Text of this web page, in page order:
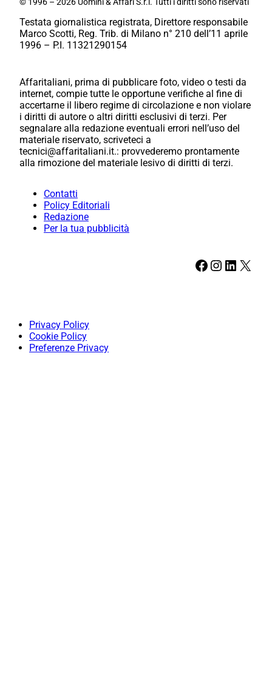
Testata giornalistica registrata, Direttore responsabile
Marco Scotti, Reg. Trib. di Milano n° 210 dell’11 aprile
1996 – P.I. 11321290154
Affaritaliani, prima di pubblicare foto, video o testi da
internet, compie tutte le opportune verifiche al fine di
accertarne il libero regime di circolazione e non violare
i diritti di autore o altri diritti esclusivi di terzi. Per
segnalare alla redazione eventuali errori nell’uso del
materiale riservato, scriveteci a
tecnici@affaritaliani.it.: provvederemo prontamente
alla rimozione del materiale lesivo di diritti di terzi.
Contatti
Policy Editoriali
Redazione
Per la tua pubblicità
Facebook Instagram LinkedIn X
Privacy Policy
Cookie Policy
Preferenze Privacy